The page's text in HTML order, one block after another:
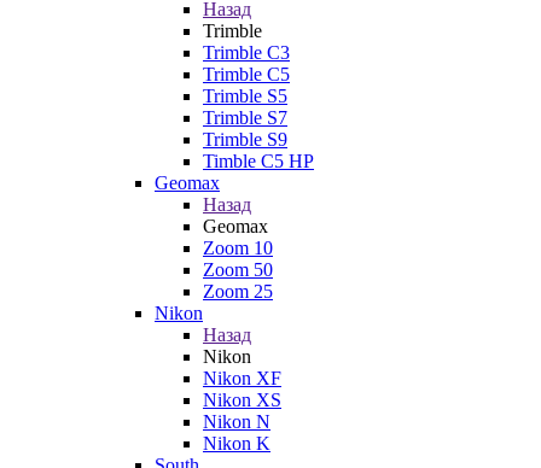
Назад
Trimble
Trimble C3
Trimble C5
Trimble S5
Trimble S7
Trimble S9
Timble C5 HP
Geomax
Назад
Geomax
Zoom 10
Zoom 50
Zoom 25
Nikon
Назад
Nikon
Nikon XF
Nikon XS
Nikon N
Nikon K